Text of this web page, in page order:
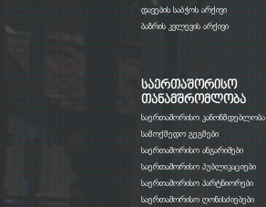
დავების საბჭოს არქივი
ბაზრის კვლევის არქივი
საერთაშორისო
თანამშრომლობა
საერთაშორისო კანონმდებლობა
სამოქმედო გეგმები
საერთაშორისო ანგარიშები
საერთაშორისო პუბლიკაციები
საერთაშორისო პარტნიორები
საერთაშორისო ღონისძიებები